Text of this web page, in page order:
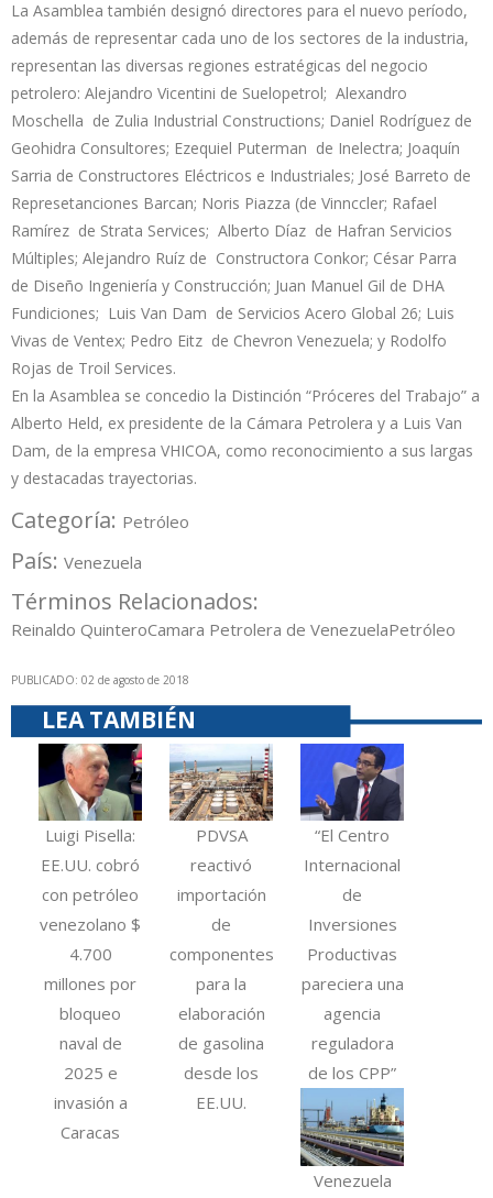
La Asamblea también designó directores para el nuevo período,
además de representar cada uno de los sectores de la industria,
representan las diversas regiones estratégicas del negocio
petrolero: Alejandro Vicentini de Suelopetrol; Alexandro
Moschella de Zulia Industrial Constructions; Daniel Rodríguez de
Geohidra Consultores; Ezequiel Puterman de Inelectra; Joaquín
Sarria de Constructores Eléctricos e Industriales; José Barreto de
Represetanciones Barcan; Noris Piazza (de Vinnccler; Rafael
Ramírez de Strata Services; Alberto Díaz de Hafran Servicios
Múltiples; Alejandro Ruíz de Constructora Conkor; César Parra
de Diseño Ingeniería y Construcción; Juan Manuel Gil de DHA
Fundiciones; Luis Van Dam de Servicios Acero Global 26; Luis
Vivas de Ventex; Pedro Eitz de Chevron Venezuela; y Rodolfo
Rojas de Troil Services.
En la Asamblea se concedio la Distinción “Próceres del Trabajo” a
Alberto Held, ex presidente de la Cámara Petrolera y a Luis Van
Dam, de la empresa VHICOA, como reconocimiento a sus largas
y destacadas trayectorias.
Categoría: Petróleo
País: Venezuela
Términos Relacionados:
Reinaldo QuinteroCamara Petrolera de VenezuelaPetróleo
PUBLICADO: 02 de agosto de 2018
LEA TAMBIÉN
Luigi Pisella:
EE.UU. cobró
con petróleo
venezolano $
4.700
millones por
bloqueo
naval de
2025 e
invasión a
Caracas
PDVSA
reactivó
importación
de
componentes
para la
elaboración
de gasolina
desde los
EE.UU.
“El Centro
Internacional
de
Inversiones
Productivas
pareciera una
agencia
reguladora
de los CPP”
Venezuela